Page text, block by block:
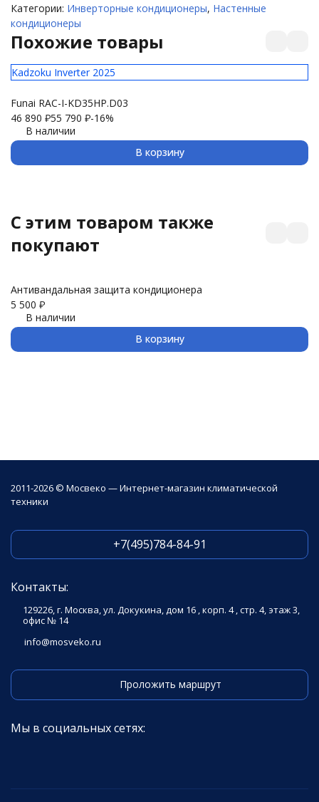
Категории: Инверторные кондиционеры, Настенные
кондиционеры
Похожие товары
Kadzoku Inverter 2025
Funai RAC-I-KD35HP.D03
46 890 ₽55 790 ₽-16%
В наличии
В корзину
C этим товаром также
покупают
Антивандальная защита кондиционера
5 500 ₽
В наличии
В корзину
2011-2026 © Мосвеко — Интернет-магазин климатической
техники
+7(495)784-84-91
Контакты:
129226, г. Москва, ул. Докукина, дом 16 , корп. 4 , стр. 4, этаж 3,
офис № 14
info@mosveko.ru
Проложить маршрут
Мы в социальных сетях: